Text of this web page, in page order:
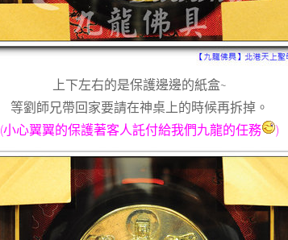
上下左右的是保護邊邊的紙盒~
等劉師兄帶回家要請在神桌上的時候再拆掉。
(小心翼翼的保護著客人託付給我們九龍的任務
)